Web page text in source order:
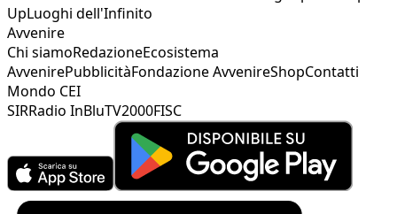
UpLuoghi dell'Infinito
Avvenire
Chi siamoRedazioneEcosistema
AvvenirePubblicitàFondazione AvvenireShopContatti
Mondo CEI
SIRRadio InBluTV2000FISC